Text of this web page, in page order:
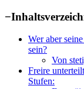
−
Wer aber
sein?
Von
Freire
Stufen: